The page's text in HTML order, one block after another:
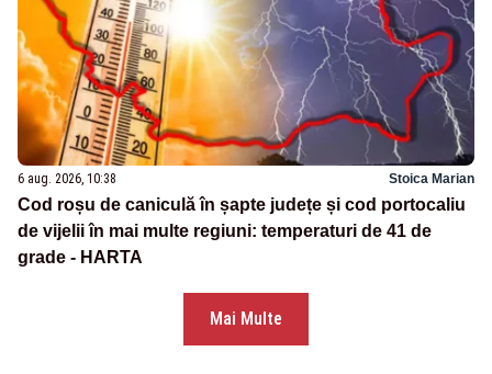
6 aug. 2026, 10:38 Stoica Marian
Cod roșu de caniculă în șapte județe și cod portocaliu
de vijelii în mai multe regiuni: temperaturi de 41 de
grade - HARTA
Mai Multe